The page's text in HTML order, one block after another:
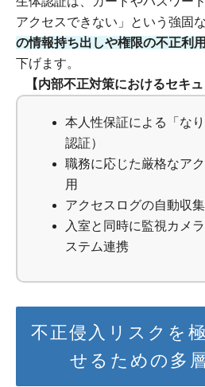
アクセスできない」という強固
の情報持ち出しや権限の不正利
下げます。
【内部不正対策におけるセキ
本人性保証による「な
認証）
職務に応じた厳格なア
用
アクセスログの自動収
入室と同時に監視カメ
ステム連携
不正侵入リスクを
せるための多